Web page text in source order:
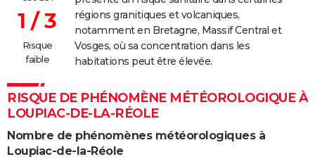
1 / 3
Risque
faible
régions granitiques et volcaniques,
notamment en Bretagne, Massif Central et
Vosges, où sa concentration dans les
habitations peut être élevée.
RISQUE DE PHÉNOMÈNE MÉTÉOROLOGIQUE À
LOUPIAC-DE-LA-RÉOLE
Nombre de phénomènes météorologiques à
Loupiac-de-la-Réole